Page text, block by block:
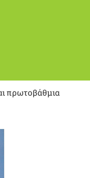
πρωτοβάθμια